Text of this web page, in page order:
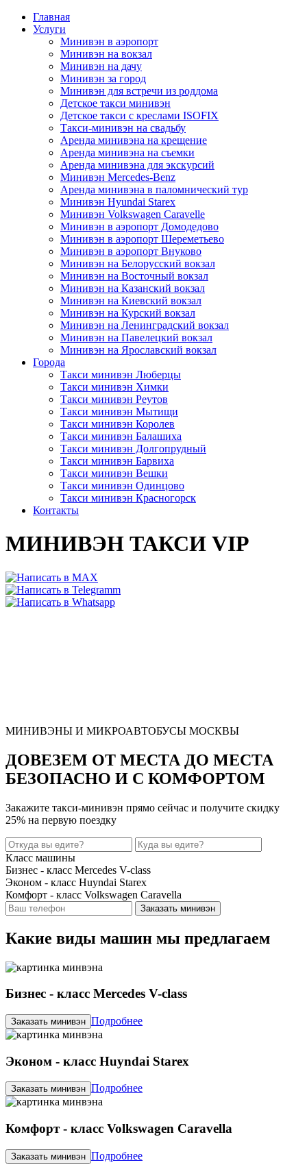
Главная
Услуги
Минивэн в аэропорт
Минивэн на вокзал
Минивэн на дачу
Минивэн за город
Минивэн для встречи из роддома
Детское такси минивэн
Детское такси с креслами ISOFIX
Такси-минивэн на свадьбу
Аренда минивэна на крещение
Аренда минивэна на съемки
Аренда минивэна для экскурсий
Минивэн Mercedes-Benz
Аренда минивэна в паломнический тур
Минивэн Hyundai Starex
Минивэн Volkswagen Caravelle
Минивэн в аэропорт Домодедово
Минивэн в аэропорт Шереметьево
Минивэн в аэропорт Внуково
Минивэн на Белорусский вокзал
Минивэн на Восточный вокзал
Минивэн на Казанский вокзал
Минивэн на Киевский вокзал
Минивэн на Курский вокзал
Минивэн на Ленинградский вокзал
Минивэн на Павелецкий вокзал
Минивэн на Ярославский вокзал
Города
Такси минивэн Люберцы
Такси минивэн Химки
Такси минивэн Реутов
Такси минивэн Мытищи
Такси минивэн Королев
Такси минивэн Балашиха
Такси минивэн Долгопрудный
Такси минивэн Барвиха
Такси минивэн Вешки
Такси минивэн Одинцово
Такси минивэн Красногорск
Контакты
МИНИВЭН ТАКСИ VIP
МИНИВЭНЫ И МИКРОАВТОБУСЫ МОСКВЫ
ДОВЕЗЕМ ОТ МЕСТА ДО МЕСТА
БЕЗОПАСНО И С КОМФОРТОМ
Закажите такси-минивэн прямо сейчас и получите скидку
25% на первую поездку
Класс машины
Бизнес - класс Mercedes V-class
Эконом - класс Huyndai Starex
Комфорт - класс Volkswagen Caravella
Заказать минивэн
Какие виды машин мы предлагаем
Бизнес - класс Mercedes V-class
Заказать минивэн Подробнее
Эконом - класс Huyndai Starex
Заказать минивэн Подробнее
Комфорт - класс Volkswagen Caravella
Заказать минивэн Подробнее